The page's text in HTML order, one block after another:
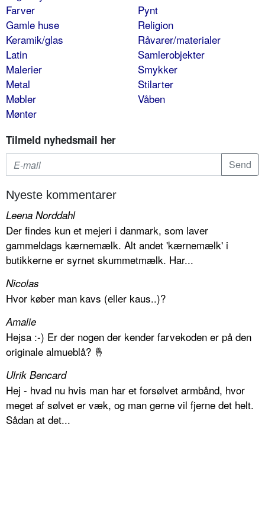
Farver
Gamle huse
Keramik/glas
Latin
Malerier
Metal
Møbler
Mønter
Pynt
Religion
Råvarer/materialer
Samlerobjekter
Smykker
Stilarter
Våben
Tilmeld nyhedsmail her
Nyeste kommentarer
Leena Norddahl
Der findes kun et mejeri i danmark, som laver
gammeldags kærnemælk. Alt andet 'kærnemælk' i
butikkerne er syrnet skummetmælk. Har...
Nicolas
Hvor køber man kavs (eller kaus..)?
Amalie
Hejsa :-) Er der nogen der kender farvekoden er på den
originale almueblå? 🤞
Ulrik Bencard
Hej - hvad nu hvis man har et forsølvet armbånd, hvor
meget af sølvet er væk, og man gerne vil fjerne det helt.
Sådan at det...